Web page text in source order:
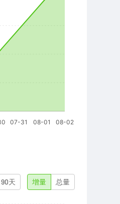
90天 增量 总量